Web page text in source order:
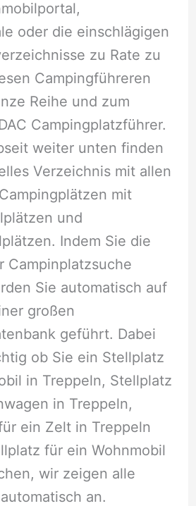
oder die einschlägigen
zu Rate zu
Campingführeren
Reihe und zum
Campingplatzführer.
weiter unten finden
Verzeichnis mit allen
mit
und
Indem Sie die
Campinplatzsuche
Sie automatisch auf
großen
geführt. Dabei
ob Sie ein Stellplatz
in Treppeln, Stellplatz
in Treppeln,
ein Zelt in Treppeln
für ein Wohnmobil
wir zeigen alle
an.